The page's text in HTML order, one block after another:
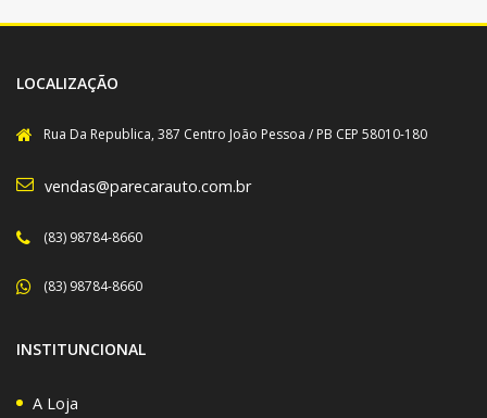
LOCALIZAÇÃO
Rua Da Republica, 387 Centro João Pessoa / PB CEP 58010-180
vendas@parecarauto.com.br
(83) 98784-8660
(83) 98784-8660
INSTITUNCIONAL
A Loja